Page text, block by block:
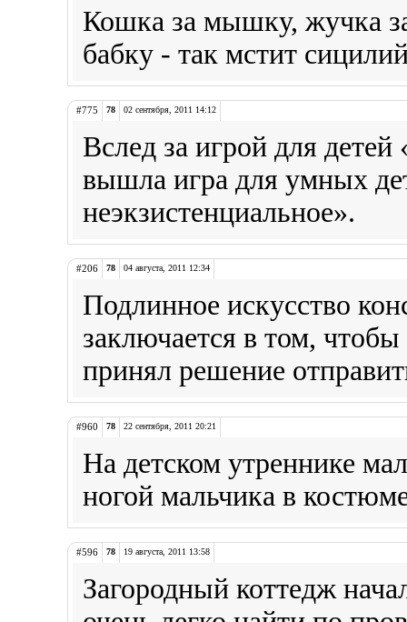
Кошка за мышку, жучка
бабку - так мстит
#775 78 02 сентября, 2011 14:12
Вслед за игрой для
вышла игра для умных
неэкзистенциальное».
#206 78 04 августа, 2011 12:34
Подлинное искусство
заключается в том,
принял решение
#960 78 22 сентября, 2011 20:21
На детском утреннике
ногой мальчика в
#596 78 19 августа, 2011 13:58
Загородный коттедж